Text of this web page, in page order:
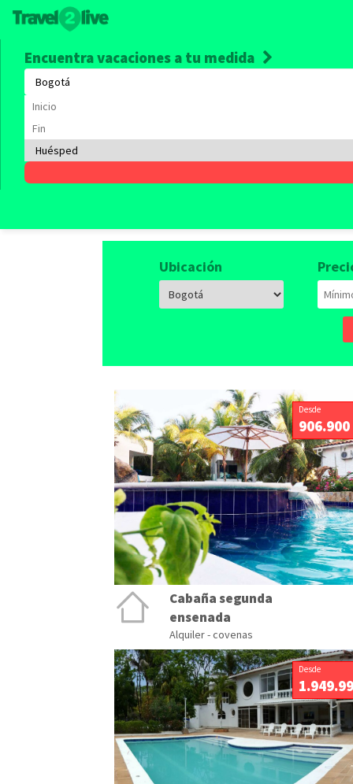
Encuentra vacaciones a tu medida
Ubicación
Desde
906.900
Cabaña segunda
ensenada
Alquiler - covenas
Desde